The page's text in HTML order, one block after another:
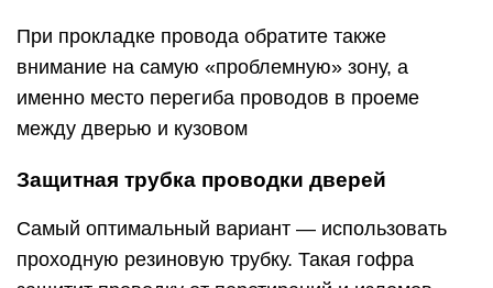
При прокладке провода обратите также
внимание на самую «проблемную» зону, а
именно место перегиба проводов в проеме
между дверью и кузовом
Защитная трубка проводки дверей
Самый оптимальный вариант — использовать
проходную резиновую трубку. Такая гофра